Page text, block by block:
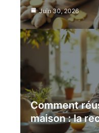
Juin 30, 2026
Comment
maison : la